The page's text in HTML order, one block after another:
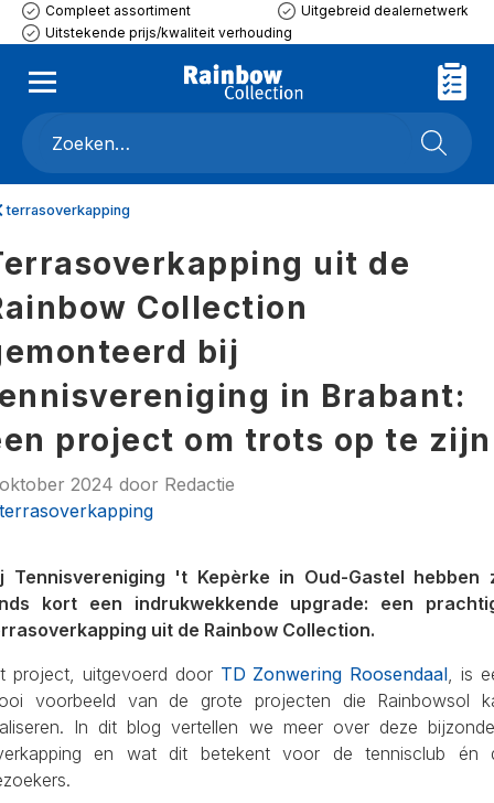
Compleet assortiment
Uitgebreid dealernetwerk
Uitstekende prijs/kwaliteit verhouding
terrasoverkapping
uit de
Collection
bij
in Brabant:
project om trots op te zijn
2024 door Redactie
terrasoverkapping
Tennisvereniging 't Kepèrke in Oud-Gastel hebben
kort een indrukwekkende upgrade: een
uit de Rainbow Collection.
project, uitgevoerd door TD Zonwering Roosendaal, is
voorbeeld van de grote projecten die Rainbowsol
In dit blog vertellen we meer over deze
en wat dit betekent voor de tennisclub én